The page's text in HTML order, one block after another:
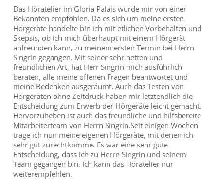
Das Höratelier im Gloria Palais wurde mir von einer
Bekannten empfohlen. Da es sich um meine ersten
Hörgeräte handelte bin ich mit etlichen Vorbehalten und
Skepsis, ob ich mich überhaupt mit einem Hörgerät
anfreunden kann, zu meinem ersten Termin bei Herrn
Singrin gegangen. Mit seiner sehr netten und
freundlichen Art, hat Herr Singrin mich ausführlich
beraten, alle meine offenen Fragen beantwortet und
meine Bedenken ausgeräumt. Auch das Testen von
Hörgeräten ohne Zeitdruck haben mir letztendlich die
Entscheidung zum Erwerb der Hörgeräte leicht gemacht.
Hervorzuheben ist auch das freundliche und hilfsbereite
Mitarbeiterteam von Herrn Singrin.Seit einigen Wochen
trage ich nun meine eigenen Hörgeräte, mit denen ich
sehr gut zurechtkomme. Es war eine sehr gute
Entscheidung, dass ich zu Herrn Singrin und seinem
Team gegangen bin. Ich kann das Höratelier nur
weiterempfehlen.